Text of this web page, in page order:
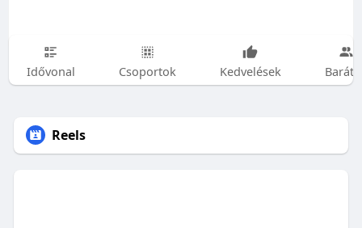
Idővonal Csoportok Kedvelések
Reels